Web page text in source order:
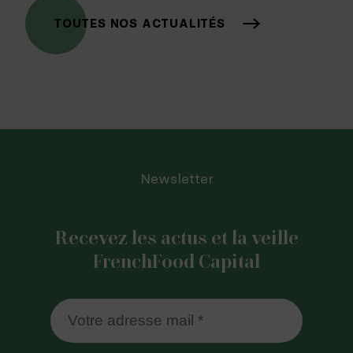
TOUTES NOS ACTUALITÉS
Newsletter
Recevez les actus et la veille
FrenchFood Capital